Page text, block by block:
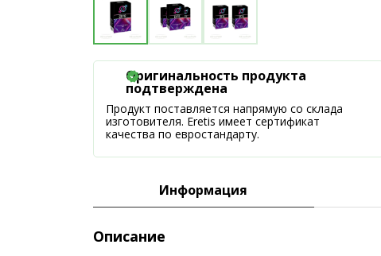
Оригинальность продукта
подтверждена
Продукт поставляется напрямую со склада
изготовителя. Eretis имеет сертификат
качества по евростандарту.
Информация
Описание